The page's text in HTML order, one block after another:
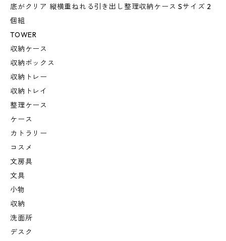
底がクリア 縦横重ねれる引き出し整理収納ケース Sサイズ 2
個組
TOWER
収納ケース
収納ボックス
収納トレー
収納トレイ
整理ケース
ケース
カトラリー
コスメ
文房具
文具
小物
収納
洗面所
デスク